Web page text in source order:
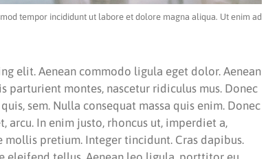
tempor incididunt ut labore et dolore magna aliqua. Ut enim ad
elit. Aenean commodo ligula eget dolor. Aenean
parturient montes, nascetur ridiculus mus. Donec
sem. Nulla consequat massa quis enim. Donec
In enim justo, rhoncus ut, imperdiet a,
pretium. Integer tincidunt. Cras dapibus.